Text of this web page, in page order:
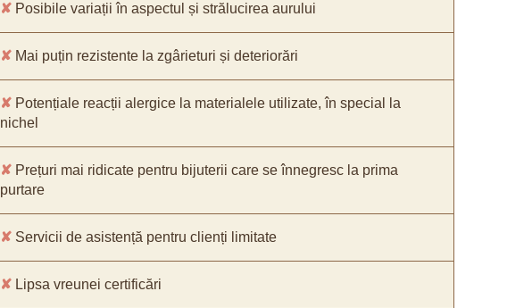
✘ Posibile variații în aspectul și strălucirea aurului
✘ Mai puțin rezistente la zgârieturi și deteriorări
✘ Potențiale reacții alergice la materialele utilizate, în special la
nichel
✘ Prețuri mai ridicate pentru bijuterii care se înnegresc la prima
purtare
✘ Servicii de asistență pentru clienți limitate
✘ Lipsa vreunei certificări